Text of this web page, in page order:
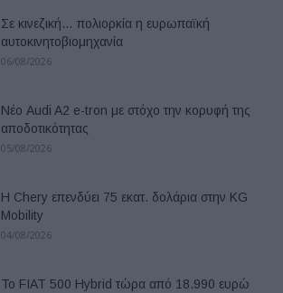
Σε κινεζική… πολιορκία η ευρωπαϊκή
αυτοκινητοβιομηχανία
06/08/2026
Νέο Audi A2 e-tron με στόχο την κορυφή της
αποδοτικότητας
05/08/2026
Η Chery επενδύει 75 εκατ. δολάρια στην KG
Mobility
04/08/2026
Το FIAT 500 Hybrid τώρα από 18.990 ευρώ